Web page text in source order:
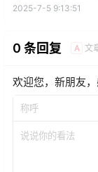
2025-7-5 9:13:51
0 条回复 A 文
欢迎您，新朋友，